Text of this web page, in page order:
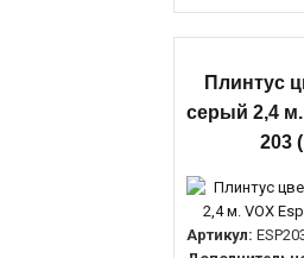
Плинтус
серый 2,4
203
Артикул: